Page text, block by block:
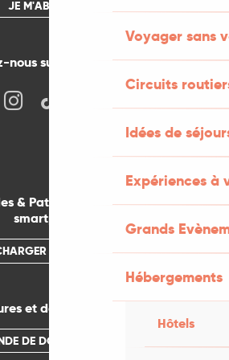
Voyager sans
Circuits
Idées de
Expériences à
Grands
Hébergements
Hôtels
JE M'ABONNE
nous sur les réseaux !
& Patrimoines sur votre
smartphone
L'APPLICATION
et documentations
DE DOCUMENTATION